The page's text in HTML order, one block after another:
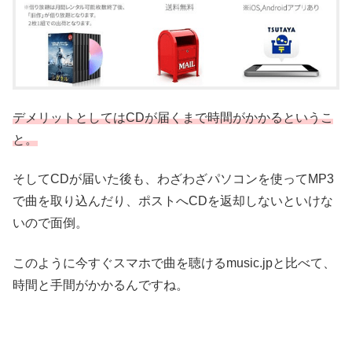
デメリットとしてはCDが届くまで時間がかかるというこ
と。
そしてCDが届いた後も、わざわざパソコンを使ってMP3
で曲を取り込んだり、ポストへCDを返却しないといけな
いので面倒。
このように今すぐスマホで曲を聴けるmusic.jpと比べて、
時間と手間がかかるんですね。